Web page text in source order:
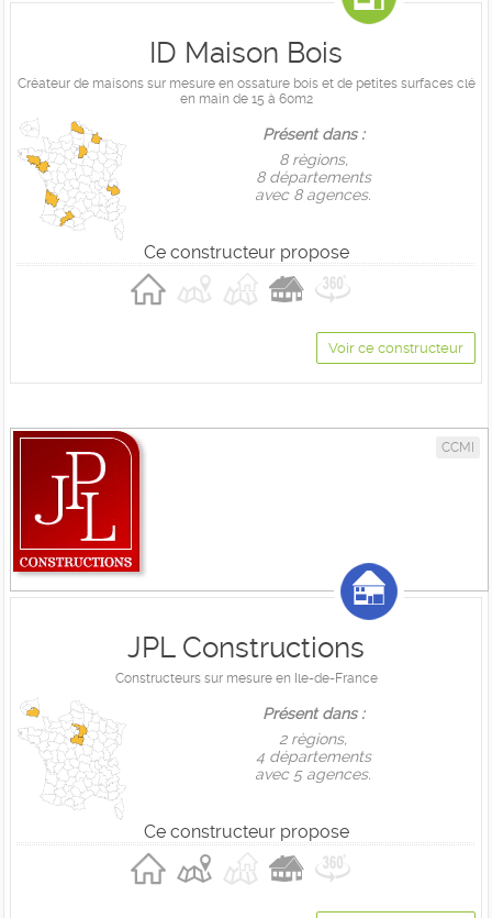
ID Maison Bois
Créateur de maisons sur mesure en ossature bois et de petites surfaces clé
en main de 15 à 60m2
Présent dans :
8 règions,
8 départements
avec 8 agences.
Ce constructeur propose
Voir ce constructeur
CCMI
JPL Constructions
Constructeurs sur mesure en Ile-de-France
Présent dans :
2 règions,
4 départements
avec 5 agences.
Ce constructeur propose